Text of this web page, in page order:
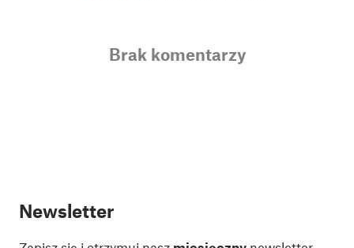
Brak komentarzy
Newsletter